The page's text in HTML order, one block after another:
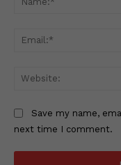
Save my name,
next time I comment.